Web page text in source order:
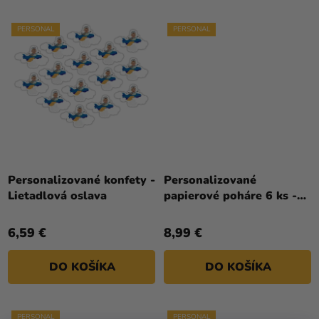
PERSONAL
Personalizované konfety -
Lietadlová oslava
6,59 €
DO KOŠÍKA
PERSONAL
Personalizované
papierové poháre 6 ks -
8,99 €
DO KOŠÍKA
PERSONAL PERSONAL